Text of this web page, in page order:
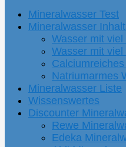
Mineralwasser Test
Mineralwasser
Wasser mit
Wasser mit
Natriumarmes
Mineralwasser Liste
Wissenswertes
Discounter
Rewe
Edeka